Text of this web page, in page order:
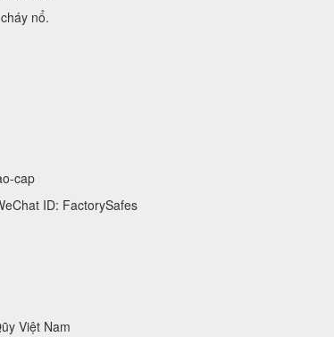
nổ.
cap
ID: FactorySafes
Việt Nam